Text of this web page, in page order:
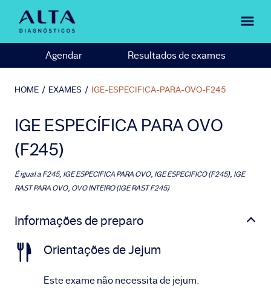
Agendar Resultados de exames
HOME / EXAMES / IGE-ESPECIFICA-PARA-OVO-F245
IGE ESPECÍFICA PARA OVO
(F245)
É igual aF245, IGE ESPECIFICA PARA OVO, IGE ESPECIFICO (F245), IGE
RAST PARA OVO, OVO INTEIRO (IGE RAST F245)
Informações de preparo
Orientações de Jejum
Este exame não necessita de jejum.